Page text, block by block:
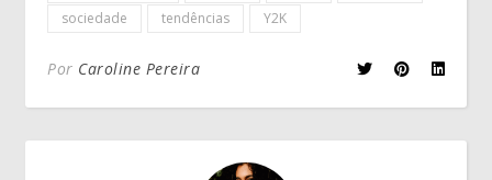
sociedade
tendências Y2K
Por Caroline Pereira